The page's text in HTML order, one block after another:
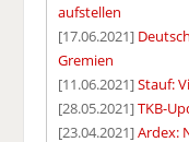
aufstellen
[17.06.2021]
Gremien
[11.06.2021]Stauf:
[28.05.2021]TKB-
[23.04.2021]Ardex: